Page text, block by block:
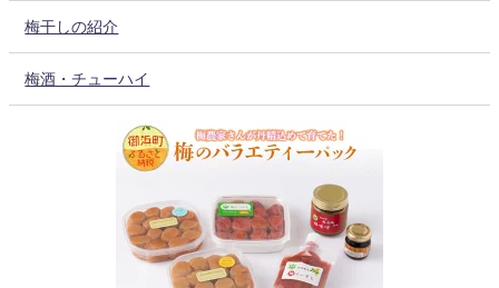
梅干しの紹介
梅酒・チューハイ